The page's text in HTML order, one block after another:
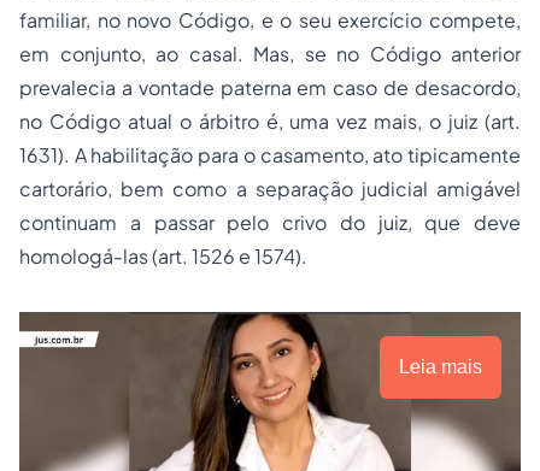
familiar, no novo Código, e o seu exercício compete,
em conjunto, ao casal. Mas, se no Código anterior
prevalecia a vontade paterna em caso de desacordo,
no Código atual o árbitro é, uma vez mais, o juiz (art.
1631). A habilitação para o casamento, ato tipicamente
cartorário, bem como a separação judicial amigável
continuam a passar pelo crivo do juiz, que deve
homologá-las (art. 1526 e 1574).
Leia mais